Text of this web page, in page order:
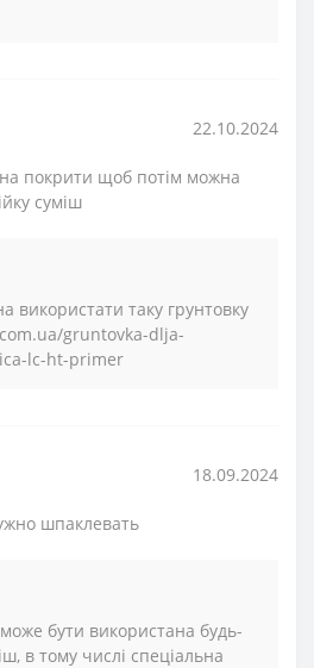
22.10.2024
покрити щоб потім можна
суміш
таку грунтовку
gruntovka-dlja-
lc-ht-primer
18.09.2024
шпаклевать
бути використана будь-
в тому числі спеціальна